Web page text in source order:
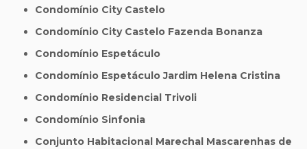
Condomínio City Castelo
Condomínio City Castelo Fazenda Bonanza
Condomínio Espetáculo
Condomínio Espetáculo Jardim Helena Cristina
Condomínio Residencial Trivoli
Condomínio Sinfonia
Conjunto Habitacional Marechal Mascarenhas de